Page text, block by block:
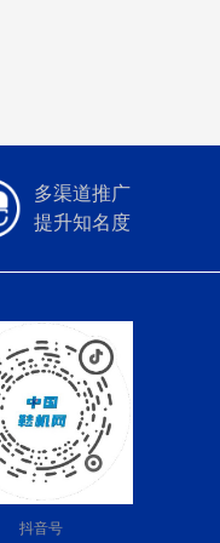
多渠道推广
提升知名度
抖音号